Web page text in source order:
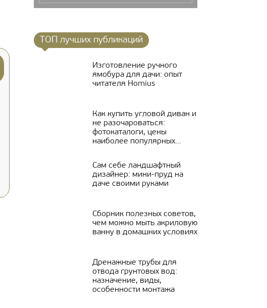
ТОП лучших публикаций
Изготовление ручного
ямобура для дачи: опыт
читателя Homius
Как купить угловой диван и
не разочароваться:
фотокаталоги, цены
наиболее популярных...
Сам себе ландшафтный
дизайнер: мини-пруд на
даче своими руками
Сборник полезных советов,
чем можно мыть акриловую
ванну в домашних условиях
Дренажные трубы для
отвода грунтовых вод:
назначение, виды,
особенности монтажа